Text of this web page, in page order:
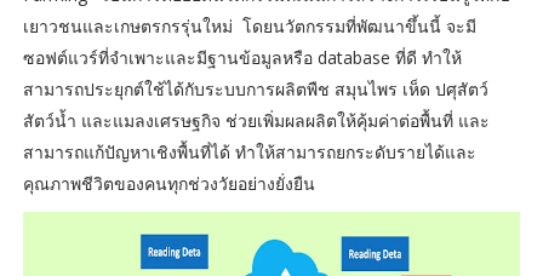
เยาวชนและเกษตรกรรุ่นใหม่ โดยนวัตกรรมที่พัฒนาขึ้นนี้ จะมี
ซอฟต์แวร์ที่จำเพาะและมีฐานข้อมูลหรือ database ที่ดี ทำให้
สามารถประยุกต์ใช้ได้กับระบบการผลิตพืช สมุนไพร เห็ด ปศุสัตว์
สัตว์น้ำ และแมลงเศรษฐกิจ ช่วยเพิ่มผลผลิตให้คุ้มค่าต่อพื้นที่ และ
สามารถแก้ปัญหาเชิงพื้นที่ได้ ทำให้สามารถยกระดับรายได้และ
คุณภาพชีวิตของคนทุกช่วงวัยอย่างยั่งยืน